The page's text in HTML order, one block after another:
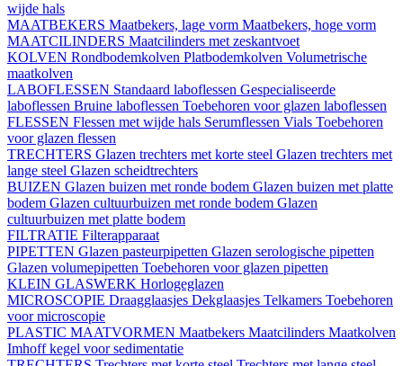
wijde hals
MAATBEKERS Maatbekers, lage vorm Maatbekers, hoge vorm
MAATCILINDERS Maatcilinders met zeskantvoet
KOLVEN Rondbodemkolven Platbodemkolven Volumetrische
maatkolven
LABOFLESSEN Standaard laboflessen Gespecialiseerde
laboflessen Bruine laboflessen Toebehoren voor glazen laboflessen
FLESSEN Flessen met wijde hals Serumflessen Vials Toebehoren
voor glazen flessen
TRECHTERS Glazen trechters met korte steel Glazen trechters met
lange steel Glazen scheidtrechters
BUIZEN Glazen buizen met ronde bodem Glazen buizen met platte
bodem Glazen cultuurbuizen met ronde bodem Glazen
cultuurbuizen met platte bodem
FILTRATIE Filterapparaat
PIPETTEN Glazen pasteurpipetten Glazen serologische pipetten
Glazen volumepipetten Toebehoren voor glazen pipetten
KLEIN GLASWERK Horlogeglazen
MICROSCOPIE Draagglaasjes Dekglaasjes Telkamers Toebehoren
voor microscopie
PLASTIC MAATVORMEN Maatbekers Maatcilinders Maatkolven
Imhoff kegel voor sedimentatie